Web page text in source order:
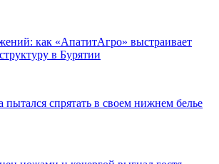
как «АпатитАгро» выстраивает
в Бурятии
спрятать в своем нижнем белье